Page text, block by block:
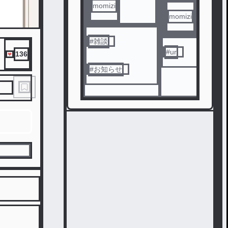
136
momizi
#雑談
#お知らせ
momizi
#ur